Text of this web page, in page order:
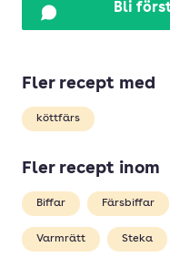
Bli
Fler recept med
köttfärs
Fler recept inom
Biffar Färsbiffar
Varmrätt Steka